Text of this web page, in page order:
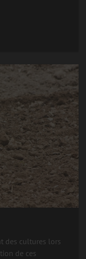
des cultures lors
de ces